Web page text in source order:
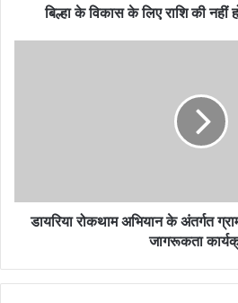
बिल्हा के विकास के लिए राशि की
डायरिया रोकथाम अभियान के अंतर्गत
जागरूकता